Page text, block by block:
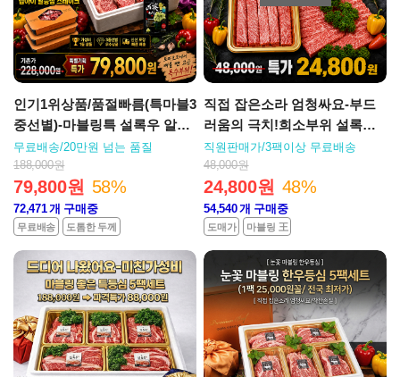
인기1위상품/품절빠름(특마블3
중선별)-마블링특 설록우 알등
심스테이크 1kg 실속팩(6~7인
분)선별상품
무료배송/20만원 넘는 품질
188,000원
79,800원 58%
72,471개 구매중
무료배송 도톰한 두께
직접 잡은소라 엄청싸요-부드
러움의 극치!희소부위 설록우
특살치살 250g
직원판매가/3팩이상 무료배송
48,000원
24,800원 48%
54,540개 구매중
도매가 마블링 王